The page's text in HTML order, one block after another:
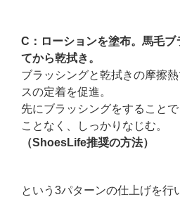
C：ローションを塗布。馬毛ブ
てから乾拭き。
ブラッシングと乾拭きの摩擦
スの定着を促進。
先にブラッシングをすること
ことなく、しっかりなじむ。
（ShoesLife推奨の方法）
という3パターンの仕上げを行